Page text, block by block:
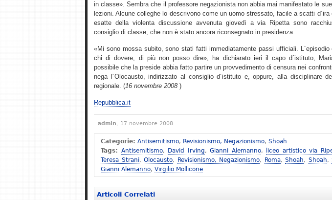
in classe». Sembra che il professore negazionista non abbia mai manifestato le
lezioni. Alcune colleghe lo descrivono come un uomo stressato, facile a scatti
esatte della violenta discussione avvenuta giovedì a via Ripetta sono
consiglio di classe, che non è stato ancora riconsegnato in presidenza.
«Mi sono mossa subito, sono stati fatti immediatamente passi ufficiali.
chi di dovere, di più non posso dire», ha dichiarato ieri il capo d´istituto,
possibile che la preside abbia fatto partire un provvedimento di censura nei
nega l´Olocausto, indirizzato al consiglio d´istituto e, oppure, alla disciplinare
regionale. (16 novembre 2008 )
Repubblica.it
admin, 17 novembre 2008
Categorie: Antisemitismo, Revisionismo, Negazionismo, Shoah
Tags: Antisemitismo, David Irving,Gianni Alemanno, liceo artistico via
Teresa Strani, Olocausto, Revisionismo, Negazionismo, Roma, Shoah, Shoah,
Gianni Alemanno, Virgilio Mollicone
Articoli Correlati